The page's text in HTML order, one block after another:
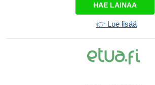
HAE LAINAA
👉 Lue lisää